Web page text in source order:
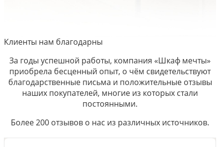
Клиенты нам благодарны
За годы успешной работы, компания «Шкаф мечты»
приобрела бесценный опыт, о чём свидетельствуют
благодарственные письма и положительные отзывы
наших покупателей, многие из которых стали
постоянными.
Более 200 отзывов о нас из различных источников.